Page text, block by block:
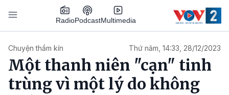
Nhảy đến nội dung
RadioPodcastMultimedia
Chuyện thầm kín Thứ năm, 14:33, 28/12/2023
Một thanh niên "cạn" tinh
trùng vì một lý do không